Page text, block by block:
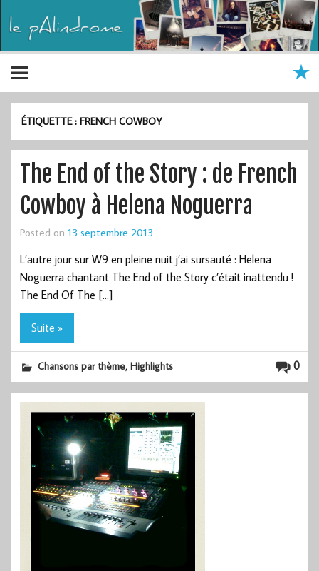
ÉTIQUETTE :FRENCH COWBOY
The End of the Story : de French
Cowboy à Helena Noguerra
Posted on 13 septembre 2013
L’autre jour sur W9 en pleine nuit j’ai sursauté : Helena
Noguerra chantant The End of the Story c’était inattendu !
The End Of The […]
Suite »
0
Chansons par thème,Highlights